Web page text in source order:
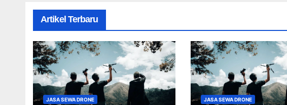
Artikel Terbaru
JASA SEWA DRONE JASA SEWA DRONE